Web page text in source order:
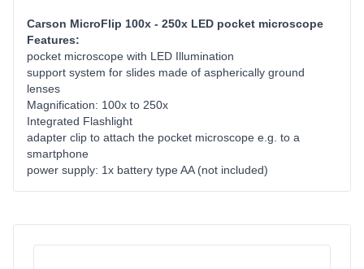
Carson MicroFlip 100x - 250x LED pocket microscope
Features:
pocket microscope with LED Illumination
support system for slides made of aspherically ground
lenses
Magnification: 100x to 250x
Integrated Flashlight
adapter clip to attach the pocket microscope e.g. to a
smartphone
power supply: 1x battery type AA (not included)